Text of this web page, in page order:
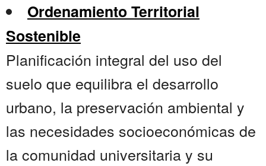
Ordenamiento Territorial
Sostenible
Planificación integral del uso del
suelo que equilibra el desarrollo
urbano, la preservación ambiental y
las necesidades socioeconómicas de
la comunidad universitaria y su